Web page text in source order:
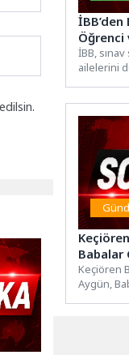
İBB’den
Öğrenci
Desteği
İBB,
ailelerini
Babalar
Keçiören
Aygün,